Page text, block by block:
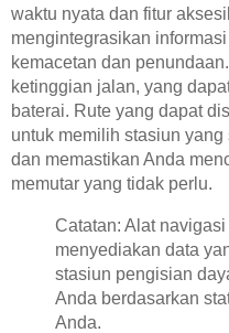
waktu nyata dan fitur
mengintegrasikan
kemacetan dan
ketinggian jalan, yang
baterai. Rute yang dapat
untuk memilih stasiun
dan memastikan Anda
memutar yang tidak perlu.
Catatan: Alat
menyediakan data
stasiun pengisian
Anda berdasarkan
Anda.